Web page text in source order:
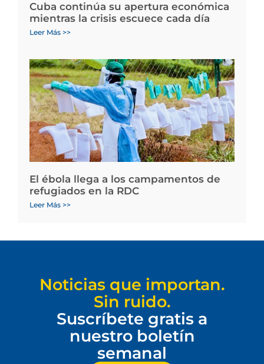
Cuba continúa su apertura económica
mientras la crisis escuece cada día
Leer Más >>
El ébola llega a los campamentos de
refugiados en la RDC
Leer Más >>
Noticias que importan.
Sin ruido.
Suscríbete gratis a
nuestro boletín
semanal